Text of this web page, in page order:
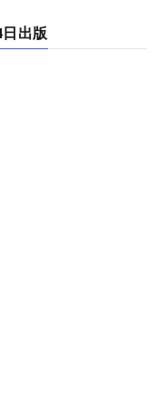
出版